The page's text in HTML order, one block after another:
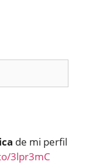
de mi perfil
3lpr3mC